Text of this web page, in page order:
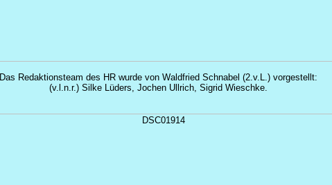
Das Redaktionsteam des HR wurde von Waldfried Schnabel (2.v.L.) vorgestellt:
(v.l.n.r.) Silke Lüders, Jochen Ullrich, Sigrid Wieschke.